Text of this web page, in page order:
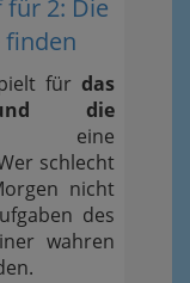
für 2: Die
für das
und die
schlecht
nicht
des
wahren